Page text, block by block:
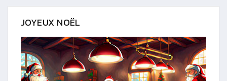
JOYEUX NOËL